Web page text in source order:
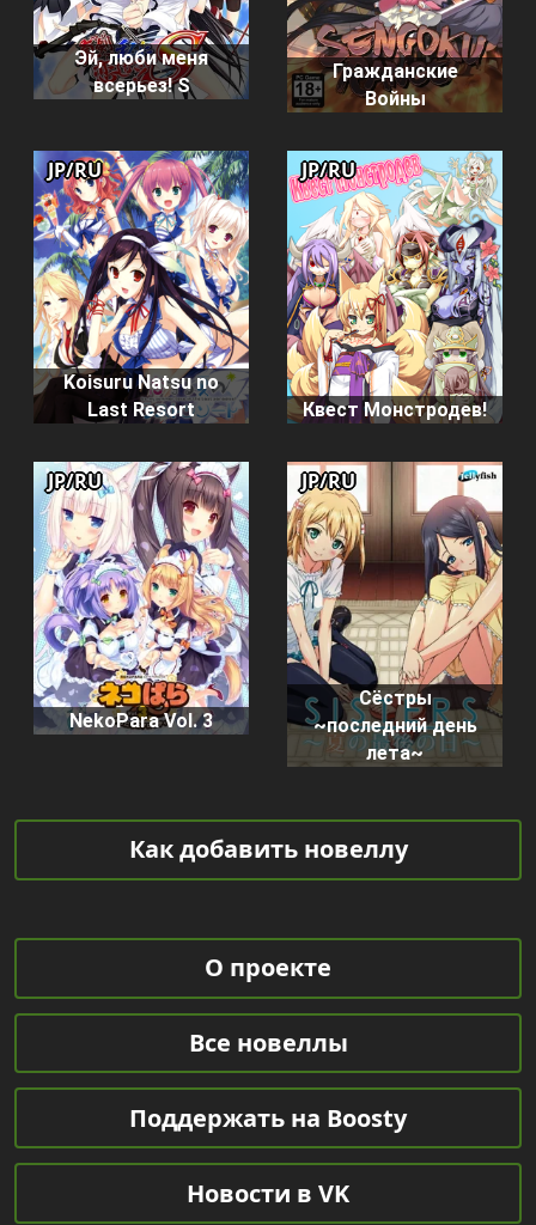
Эй, люби меня
всерьез! S
Гражданские
Войны
Koisuru Natsu no
Last Resort
JP/RU
Квест Монстродев!
JP/RU
NekoPara Vol. 3
JP/RU
Сёстры
~последний день
лета~
JP/RU
Как добавить новеллу
О проекте
Все новеллы
Поддержать на Boosty
Новости в VK